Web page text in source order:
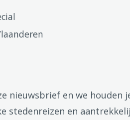
nieuwsbrief en we houden
stedenreizen en